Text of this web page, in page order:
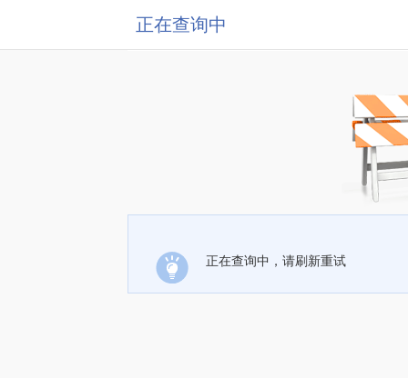
正在查询中
正在查询中，请刷新重试